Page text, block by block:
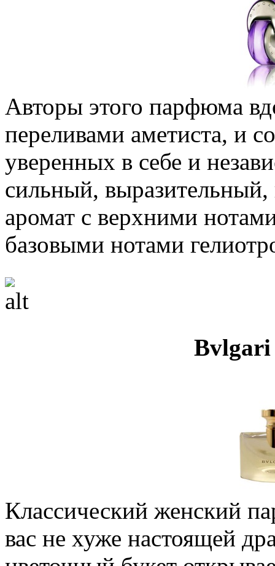
Авторы этого парфюма
переливами аметиста, и
уверенных в себе и
сильный,
аромат с верхними
базовыми нотами
Bvlgari
Классический женский
вас не хуже настоящей